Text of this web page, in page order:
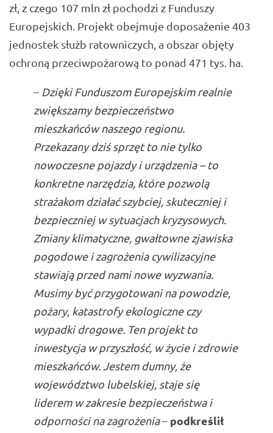
zł, z czego 107 mln zł pochodzi z Funduszy
Europejskich. Projekt obejmuje doposażenie 403
jednostek służb ratowniczych, a obszar objęty
ochroną przeciwpożarową to ponad 471 tys. ha.
– Dzięki Funduszom Europejskim realnie
zwiększamy bezpieczeństwo
mieszkańców naszego regionu.
Przekazany dziś sprzęt to nie tylko
nowoczesne pojazdy i urządzenia – to
konkretne narzędzia, które pozwolą
strażakom działać szybciej, skuteczniej i
bezpieczniej w sytuacjach kryzysowych.
Zmiany klimatyczne, gwałtowne zjawiska
pogodowe i zagrożenia cywilizacyjne
stawiają przed nami nowe wyzwania.
Musimy być przygotowani na powodzie,
pożary, katastrofy ekologiczne czy
wypadki drogowe. Ten projekt to
inwestycja w przyszłość, w życie i zdrowie
mieszkańców. Jestem dumny, że
województwo lubelskiej, staje się
liderem w zakresie bezpieczeństwa i
odporności na zagrożenia– podkreślił